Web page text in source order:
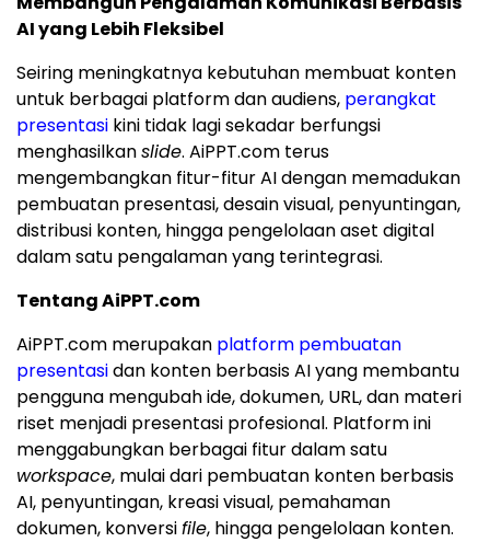
AI yang Lebih Fleksibel
Seiring meningkatnya kebutuhan membuat konten
untuk berbagai platform dan audiens, perangkat
presentasi kini tidak lagi sekadar berfungsi
menghasilkanslide. AiPPT.com terus
mengembangkan fitur-fitur AI dengan memadukan
pembuatan presentasi, desain visual, penyuntingan,
distribusi konten, hingga pengelolaan aset digital
dalam satu pengalaman yang terintegrasi.
Tentang AiPPT.com
AiPPT.com merupakan platform pembuatan
presentasidan konten berbasis AI yang membantu
pengguna mengubah ide, dokumen, URL, dan materi
riset menjadi presentasi profesional. Platform ini
menggabungkan berbagai fitur dalam satu
workspace, mulai dari pembuatan konten berbasis
AI, penyuntingan, kreasi visual, pemahaman
dokumen, konversifile, hingga pengelolaan konten.